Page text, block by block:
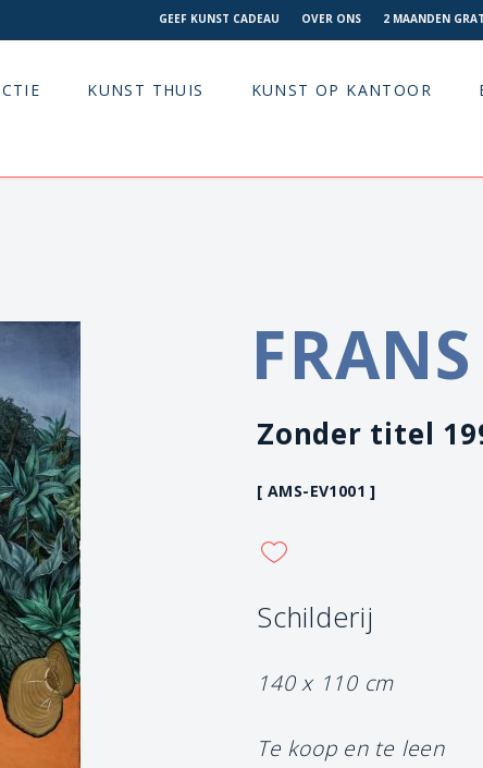
GEEF KUNST CADEAU OVER ONS 2 MAANDEN
KUNST THUIS KUNST OP KANTOOR
Zonder titel
[ AMS-EV1001 ]
Schilderij
140 x 110 cm
Te koop en te leen